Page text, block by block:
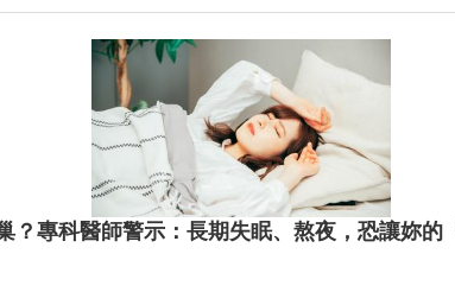
？專科醫師警示：長期失眠、熬夜，恐讓妳的